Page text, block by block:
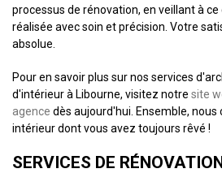
processus de rénovation, en veillant à
réalisée avec soin et précision. Votre
absolue.
Pour en savoir plus sur nos services
d'intérieur à Libourne, visitez notre site
agence dès aujourd'hui. Ensemble, nous
intérieur dont vous avez toujours rêvé !
SERVICES DE